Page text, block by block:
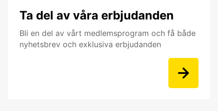
Ta del av våra erbjudanden
Bli en del av vårt medlemsprogram och få både
nyhetsbrev och exklusiva erbjudanden